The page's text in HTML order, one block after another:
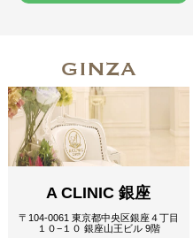
GINZA
A CLINIC 銀座
〒104-0061 東京都中央区銀座４丁目
１０−１０ 銀座山王ビル 9階